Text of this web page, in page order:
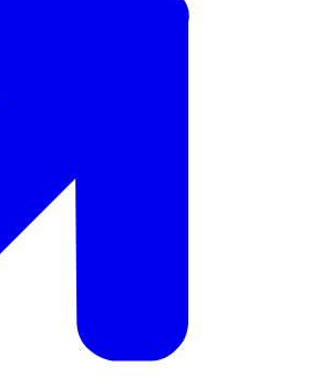
voortgezet onderwijs werkt nu 5
tekstbegrip heb ook lesgegeven
en examens ontwikkeld voor met
inspectieperspectief hier aan tafel.
leesonderwijs en leesvaardigheden
zeggen?
Ja, in de praktijk merk je dat een heel
komt, hoe het met de leesvaardigheid
op welke school de student heeft